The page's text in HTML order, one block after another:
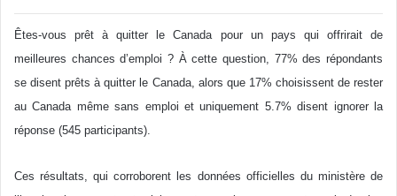
Êtes-vous prêt à quitter le Canada pour un pays qui offrirait de
meilleures chances d’emploi ? À cette question, 77% des répondants
se disent prêts à quitter le Canada, alors que 17% choisissent de rester
au Canada même sans emploi et uniquement 5.7% disent ignorer la
réponse (545 participants).
Ces résultats, qui corroborent les données officielles du ministère de